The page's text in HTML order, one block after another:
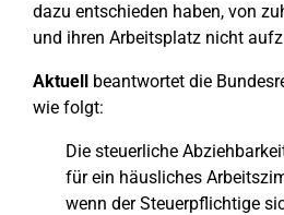
dazu entschieden haben, von
und ihren Arbeitsplatz nicht
Aktuell beantwortet die
wie folgt:
Die steuerliche
für ein häusliches
wenn der Steuerpflichtige